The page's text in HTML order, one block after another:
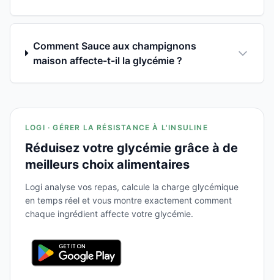
Comment Sauce aux champignons
maison affecte-t-il la glycémie ?
LOGI · GÉRER LA RÉSISTANCE À L'INSULINE
Réduisez votre glycémie grâce à de
meilleurs choix alimentaires
Logi analyse vos repas, calcule la charge glycémique
en temps réel et vous montre exactement comment
chaque ingrédient affecte votre glycémie.